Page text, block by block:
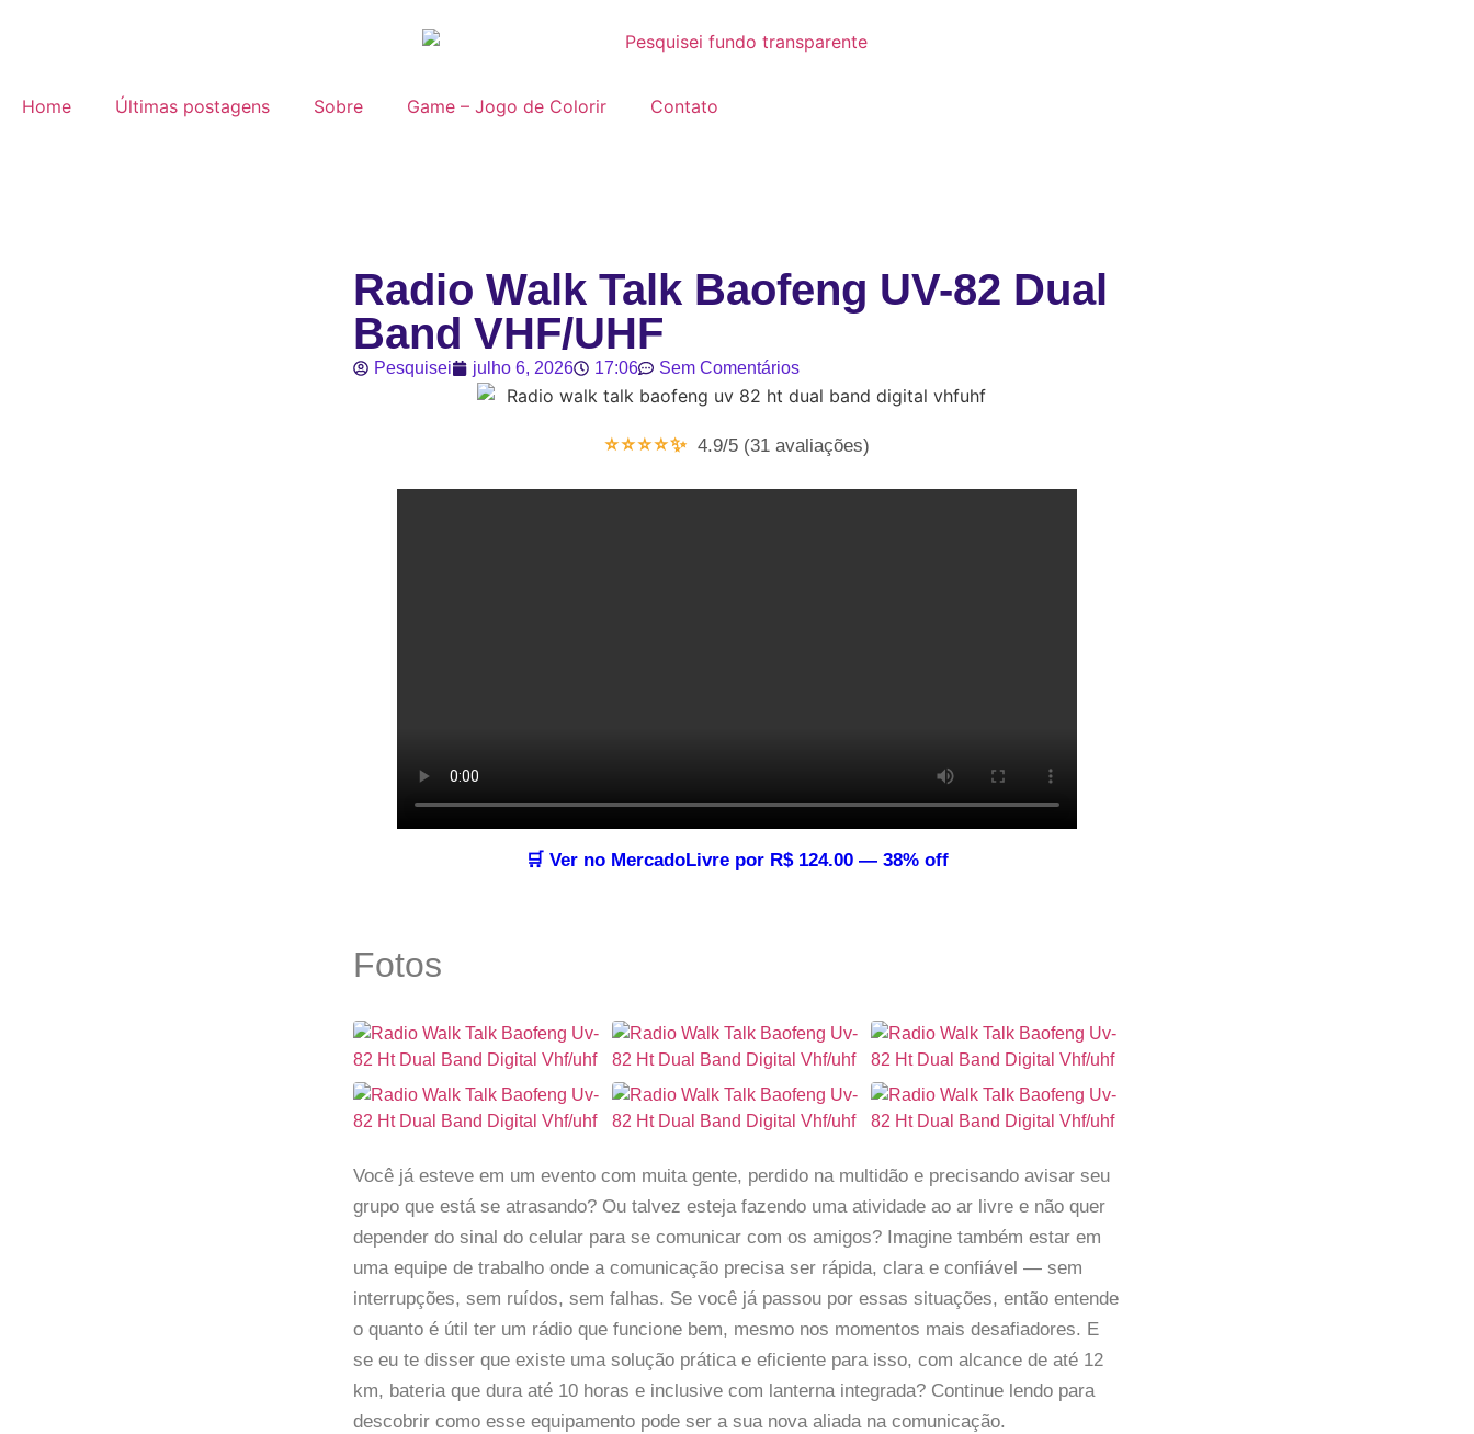
Home Últimas postagens Sobre Game – Jogo de Colorir Contato
Radio Walk Talk Baofeng UV-82 Dual
Band VHF/UHF
Pesquisei julho 6, 2026 17:06 Sem Comentários
⭐⭐⭐⭐✨ 4.9/5 (31 avaliações)
🛒 Ver no MercadoLivre por R$ 124.00 — 38% off
Fotos
Você já esteve em um evento com muita gente, perdido na multidão e precisando avisar seu
grupo que está se atrasando? Ou talvez esteja fazendo uma atividade ao ar livre e não quer
depender do sinal do celular para se comunicar com os amigos? Imagine também estar em
uma equipe de trabalho onde a comunicação precisa ser rápida, clara e confiável — sem
interrupções, sem ruídos, sem falhas. Se você já passou por essas situações, então entende
o quanto é útil ter um rádio que funcione bem, mesmo nos momentos mais desafiadores. E
se eu te disser que existe uma solução prática e eficiente para isso, com alcance de até 12
km, bateria que dura até 10 horas e inclusive com lanterna integrada? Continue lendo para
descobrir como esse equipamento pode ser a sua nova aliada na comunicação.